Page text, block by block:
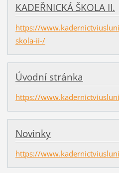
KADEŘNICKÁ ŠKOLA II.
https://
skola-ii-/
Úvodní stránka
https://
Novinky
https://